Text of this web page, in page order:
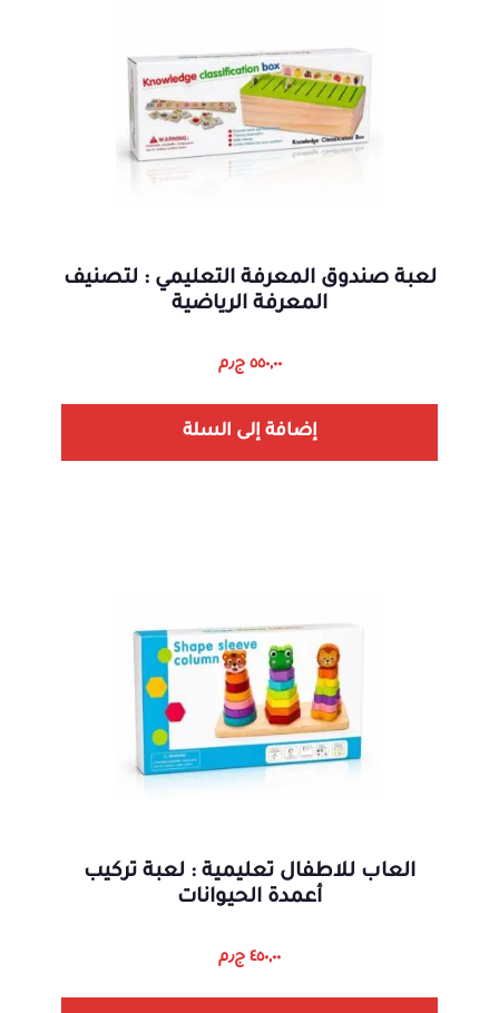
لعبة صندوق المعرفة التعليمي : لتصنيف
المعرفة الرياضية
٥٥٠,٠٠ ج٫م
إضافة إلى السلة
العاب للاطفال تعليمية : لعبة تركيب
أعمدة الحيوانات
٤٥٠,٠٠ ج٫م